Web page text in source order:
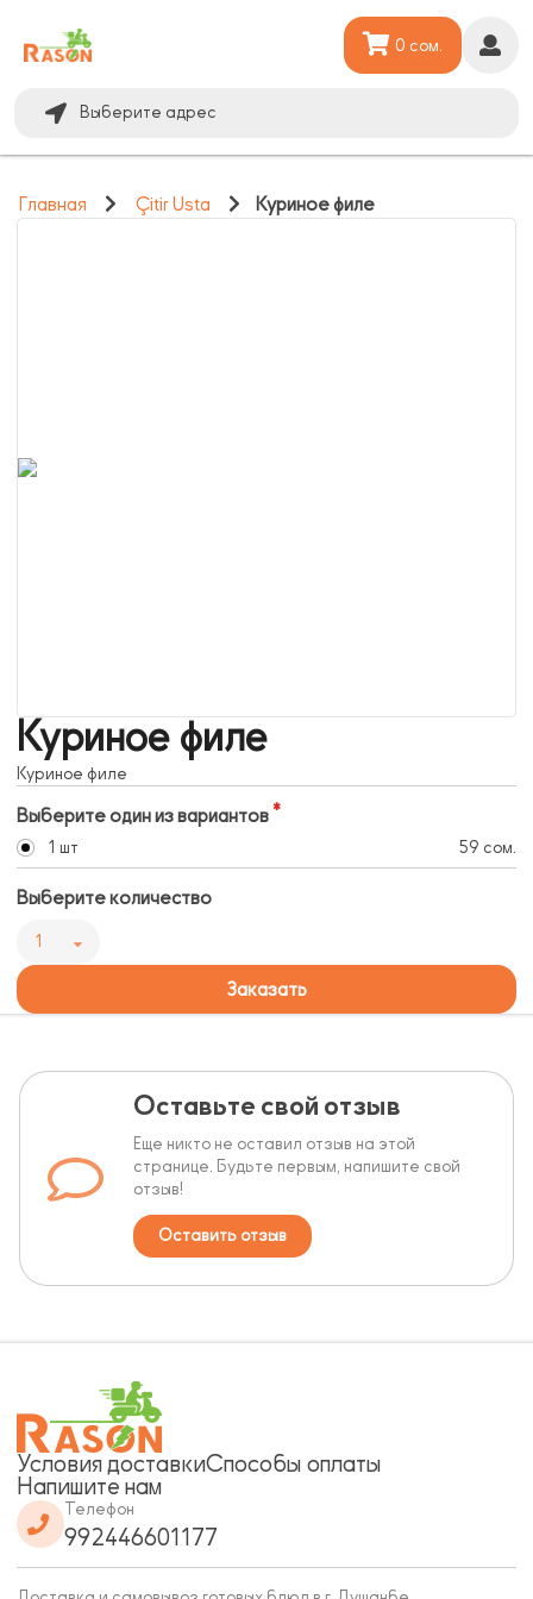
Выберите адрес
0 сом.
Главная Çitir Usta Куриное филе
Куриное филе
Куриное филе
Выберите один из вариантов
1 шт 59 сом.
Выберите количество
1
Заказать
Оставьте свой отзыв
Еще никто не оставил отзыв на этой
странице. Будьте первым, напишите свой
отзыв!
Оставить отзыв
Условия доставкиСпособы оплаты
Напишите нам
Телефон
992446601177